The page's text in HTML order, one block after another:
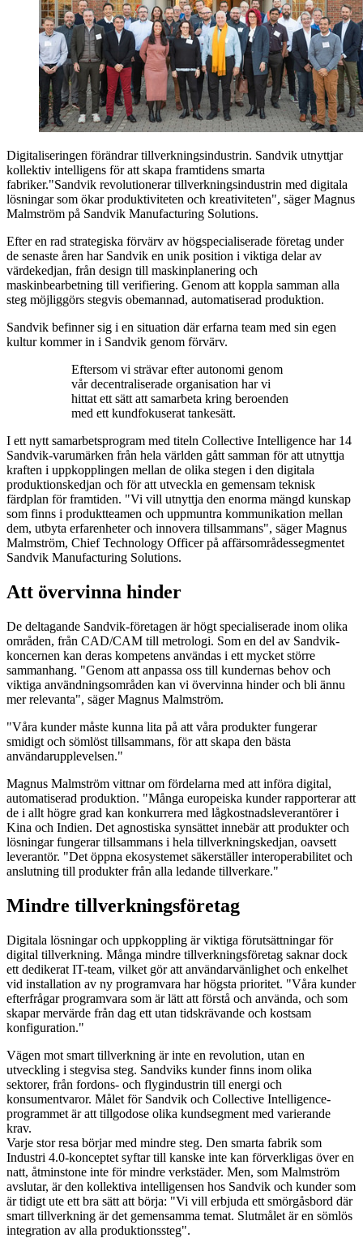
Digitaliseringen förändrar tillverkningsindustrin. Sandvik utnyttjar
kollektiv intelligens för att skapa framtidens smarta
fabriker."Sandvik revolutionerar tillverkningsindustrin med digitala
lösningar som ökar produktiviteten och kreativiteten", säger Magnus
Malmström på Sandvik Manufacturing Solutions.
Efter en rad strategiska förvärv av högspecialiserade företag under
de senaste åren har Sandvik en unik position i viktiga delar av
värdekedjan, från design till maskinplanering och
maskinbearbetning till verifiering. Genom att koppla samman alla
steg möjliggörs stegvis obemannad, automatiserad produktion.
Sandvik befinner sig i en situation där erfarna team med sin egen
kultur kommer in i Sandvik genom förvärv.
Eftersom vi strävar efter autonomi genom
vår decentraliserade organisation har vi
hittat ett sätt att samarbeta kring beroenden
med ett kundfokuserat tankesätt.
I ett nytt samarbetsprogram med titeln Collective Intelligence har 14
Sandvik-varumärken från hela världen gått samman för att utnyttja
kraften i uppkopplingen mellan de olika stegen i den digitala
produktionskedjan och för att utveckla en gemensam teknisk
färdplan för framtiden. "Vi vill utnyttja den enorma mängd kunskap
som finns i produktteamen och uppmuntra kommunikation mellan
dem, utbyta erfarenheter och innovera tillsammans", säger Magnus
Malmström, Chief Technology Officer på affärsområdessegmentet
Sandvik Manufacturing Solutions.
Att övervinna hinder
De deltagande Sandvik-företagen är högt specialiserade inom olika
områden, från CAD/CAM till metrologi. Som en del av Sandvik-
koncernen kan deras kompetens användas i ett mycket större
sammanhang. "Genom att anpassa oss till kundernas behov och
viktiga användningsområden kan vi övervinna hinder och bli ännu
mer relevanta", säger Magnus Malmström.
"Våra kunder måste kunna lita på att våra produkter fungerar
smidigt och sömlöst tillsammans, för att skapa den bästa
användarupplevelsen."
Magnus Malmström vittnar om fördelarna med att införa digital,
automatiserad produktion. "Många europeiska kunder rapporterar att
de i allt högre grad kan konkurrera med lågkostnadsleverantörer i
Kina och Indien. Det agnostiska synsättet innebär att produkter och
lösningar fungerar tillsammans i hela tillverkningskedjan, oavsett
leverantör. "Det öppna ekosystemet säkerställer interoperabilitet och
anslutning till produkter från alla ledande tillverkare."
Mindre tillverkningsföretag
Digitala lösningar och uppkoppling är viktiga förutsättningar för
digital tillverkning. Många mindre tillverkningsföretag saknar dock
ett dedikerat IT-team, vilket gör att användarvänlighet och enkelhet
vid installation av ny programvara har högsta prioritet. "Våra kunder
efterfrågar programvara som är lätt att förstå och använda, och som
skapar mervärde från dag ett utan tidskrävande och kostsam
konfiguration."
Vägen mot smart tillverkning är inte en revolution, utan en
utveckling i stegvisa steg. Sandviks kunder finns inom olika
sektorer, från fordons- och flygindustrin till energi och
konsumentvaror. Målet för Sandvik och Collective Intelligence-
programmet är att tillgodose olika kundsegment med varierande
krav.
Varje stor resa börjar med mindre steg. Den smarta fabrik som
Industri 4.0-konceptet syftar till kanske inte kan förverkligas över en
natt, åtminstone inte för mindre verkstäder. Men, som Malmström
avslutar, är den kollektiva intelligensen hos Sandvik och kunder som
är tidigt ute ett bra sätt att börja: "Vi vill erbjuda ett smörgåsbord där
smart tillverkning är det gemensamma temat. Slutmålet är en sömlös
integration av alla produktionssteg".